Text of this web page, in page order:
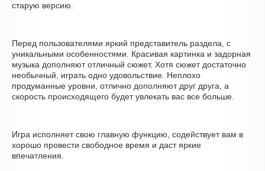
старую версию.
Перед пользователями яркий представитель раздела, с
уникальными особенностями. Красивая картинка и задорная
музыка дополняют отличный сюжет. Хотя сюжет достаточно
необычный, играть одно удовольствие. Неплохо
продуманные уровни, отлично дополняют друг друга, а
скорость происходящего будет увлекать вас все больше.
Игра исполняет свою главную функцию, содействует вам в
хорошо провести свободное время и даст яркие
впечатления.